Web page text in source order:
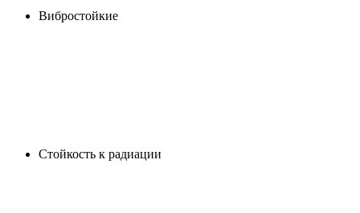
Вибростойкие
Cтойкость к радиации